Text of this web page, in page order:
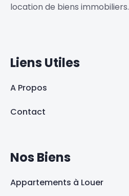
location de biens immobiliers.
Liens Utiles
A Propos
Contact
Nos Biens
Appartements à Louer